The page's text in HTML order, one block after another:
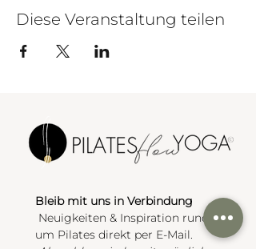
Diese Veranstaltung teilen
Bleib mit uns in Verbindung
Neuigkeiten & Inspiration rund
um Pilates direkt per E-Mail.